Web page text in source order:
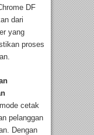
DF
dari
yang
proses
cetak
pelanggan
Dengan